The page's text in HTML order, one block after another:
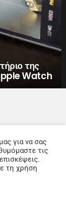
της
Watch
για να σας
τις
τη χρήση